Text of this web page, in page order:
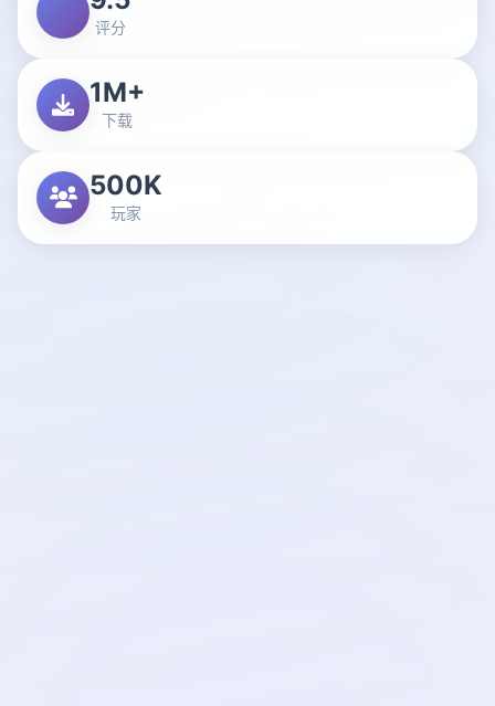
评分
1M+
下载
500K
玩家